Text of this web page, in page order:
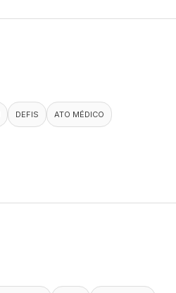
DEFIS
ATO MÉDICO